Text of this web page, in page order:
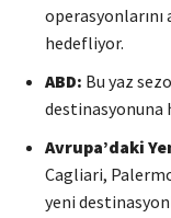
hedefliyor.
ABD: Bu yaz
destinasyonuna
Avrupa’daki
Cagliari,
yeni